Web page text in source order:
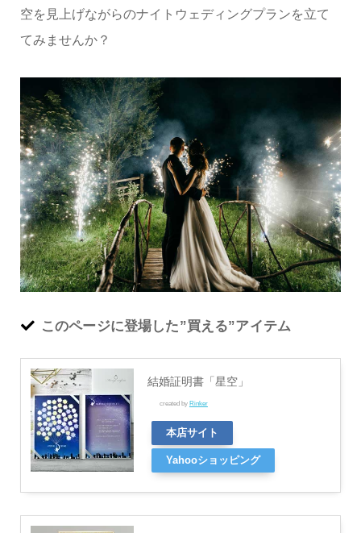
空を見上げながらのナイトウェディングプランを立て
てみませんか？
このページに登場した”買える”アイテム
結婚証明書「星空」
created by Rinker
本店サイト
Yahooショッピング